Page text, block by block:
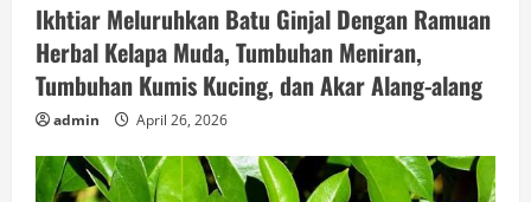
Ikhtiar Meluruhkan Batu Ginjal Dengan Ramuan
Herbal Kelapa Muda, Tumbuhan Meniran,
Tumbuhan Kumis Kucing, dan Akar Alang-alang
admin April 26, 2026